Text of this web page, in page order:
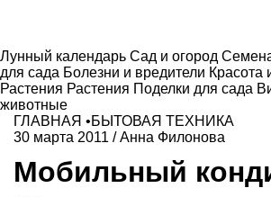
Лунный календарь Сад и огород
для сада Болезни и вредители Красота
Растения Растения Поделки для сада
животные
ГЛАВНАЯ •БЫТОВАЯ ТЕХНИКА
30 марта 2011 /Анна Филонова
Мобильный